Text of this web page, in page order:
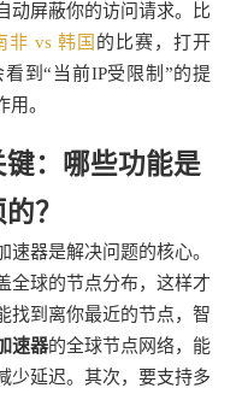
动屏蔽你的访问请求。比
非 vs 韩国 的比赛，打开
到“当前IP受限制”的提
。
：哪些功能是
？
器是解决问题的核心。
全球的节点分布，这样才
找到离你最近的节点，智
速器的全球节点网络，能
少延迟。其次，要支持多